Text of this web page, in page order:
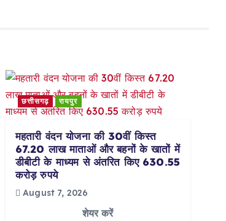
छत्तीसगढ़ रायपुर
महतारी वंदन योजना की 30वीं किस्त
67.20 लाख माताओं और बहनों के खातों में
डीबीटी के माध्यम से अंतरित किए 630.55
करोड़ रुपये
August 7, 2026
शेयर करें